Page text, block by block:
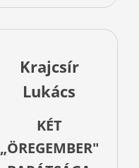
Krajcsír
Lukács
KÉT
„ÖREGEMBER"